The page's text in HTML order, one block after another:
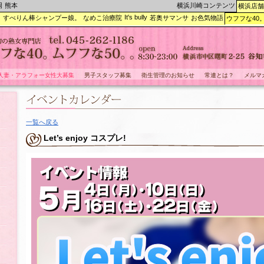
一覧へ戻る
Let’s enjoy コスプレ!
妻・アラフォー女性大募集 男子スタッフ募集 衛生管理のお知らせ 常連とは？ メルマ
熊本 横浜川崎コンテンツ 横浜店舗
すべりん棒シャンプー娘。 なめこ治療院 It's bully 若奥サマンサ お色気物語 ウフフな40